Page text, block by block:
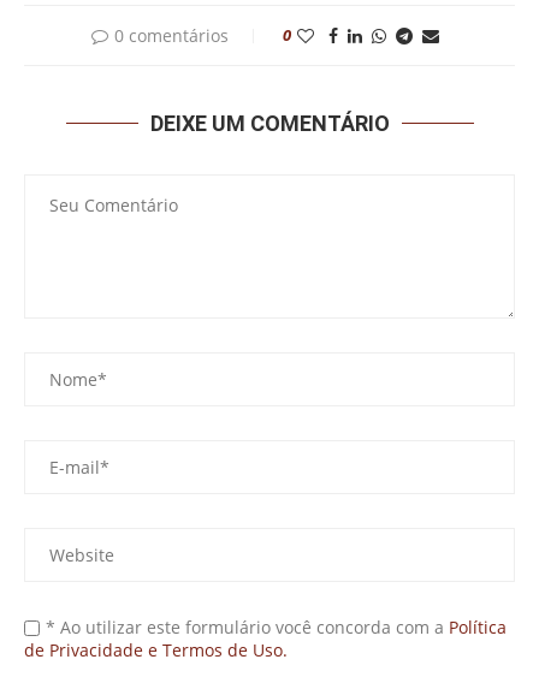
0 comentários 0
DEIXE UM COMENTÁRIO
* Ao utilizar este formulário você concorda com a Política
de Privacidade e Termos de Uso.